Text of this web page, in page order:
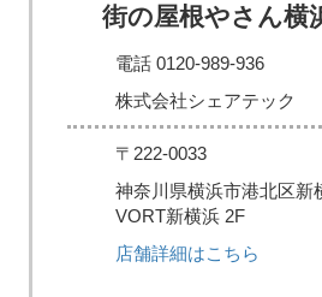
街の屋根やさん横
電話 0120-989-936
株式会社シェアテック
〒222-0033
神奈川県横浜市港北区新
VORT新横浜 2F
店舗詳細はこちら